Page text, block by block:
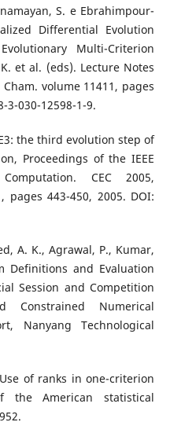
S. e Ebrahimpour-
Differential Evolution
Multi-Criterion
et al. (eds). Lecture Notes
volume 11411, pages
3-030-12598-1-9.
the third evolution step of
Proceedings of the IEEE
CEC 2005,
pages 443-450, 2005. DOI:
A. K., Agrawal, P., Kumar,
Definitions and Evaluation
Session and Competition
Constrained Numerical
Nanyang Technological
of ranks in one-criterion
the American statistical